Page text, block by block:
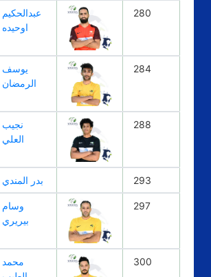
280
عبدالحكيم
اوحيده
284
يوسف
الرمضان
288
نجيب
العلي
293 بدر المندي
297
وسام
بيريري
300
محمد